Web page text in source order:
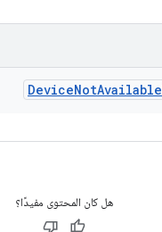
DeviceNotAvailable
هل كان المحتوى مفيدًا؟